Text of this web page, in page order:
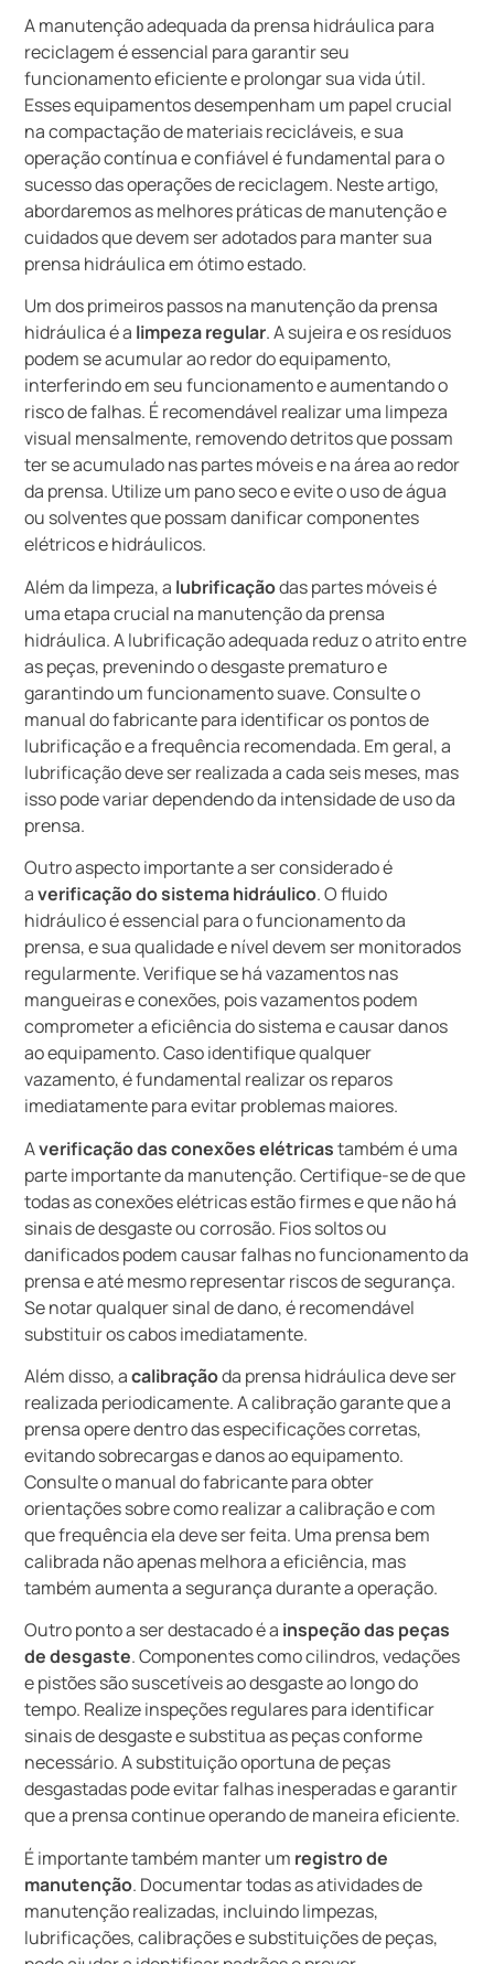
A manutenção adequada da prensa hidráulica para
reciclagem é essencial para garantir seu
funcionamento eficiente e prolongar sua vida útil.
Esses equipamentos desempenham um papel crucial
na compactação de materiais recicláveis, e sua
operação contínua e confiável é fundamental para o
sucesso das operações de reciclagem. Neste artigo,
abordaremos as melhores práticas de manutenção e
cuidados que devem ser adotados para manter sua
prensa hidráulica em ótimo estado.
Um dos primeiros passos na manutenção da prensa
hidráulica é a limpeza regular. A sujeira e os resíduos
podem se acumular ao redor do equipamento,
interferindo em seu funcionamento e aumentando o
risco de falhas. É recomendável realizar uma limpeza
visual mensalmente, removendo detritos que possam
ter se acumulado nas partes móveis e na área ao redor
da prensa. Utilize um pano seco e evite o uso de água
ou solventes que possam danificar componentes
elétricos e hidráulicos.
Além da limpeza, a lubrificaçãodas partes móveis é
uma etapa crucial na manutenção da prensa
hidráulica. A lubrificação adequada reduz o atrito entre
as peças, prevenindo o desgaste prematuro e
garantindo um funcionamento suave. Consulte o
manual do fabricante para identificar os pontos de
lubrificação e a frequência recomendada. Em geral, a
lubrificação deve ser realizada a cada seis meses, mas
isso pode variar dependendo da intensidade de uso da
prensa.
Outro aspecto importante a ser considerado é
averificação do sistema hidráulico. O fluido
hidráulico é essencial para o funcionamento da
prensa, e sua qualidade e nível devem ser monitorados
regularmente. Verifique se há vazamentos nas
mangueiras e conexões, pois vazamentos podem
comprometer a eficiência do sistema e causar danos
ao equipamento. Caso identifique qualquer
vazamento, é fundamental realizar os reparos
imediatamente para evitar problemas maiores.
Averificação das conexões elétricastambém é uma
parte importante da manutenção. Certifique-se de que
todas as conexões elétricas estão firmes e que não há
sinais de desgaste ou corrosão. Fios soltos ou
danificados podem causar falhas no funcionamento da
prensa e até mesmo representar riscos de segurança.
Se notar qualquer sinal de dano, é recomendável
substituir os cabos imediatamente.
Além disso, acalibraçãoda prensa hidráulica deve ser
realizada periodicamente. A calibração garante que a
prensa opere dentro das especificações corretas,
evitando sobrecargas e danos ao equipamento.
Consulte o manual do fabricante para obter
orientações sobre como realizar a calibração e com
que frequência ela deve ser feita. Uma prensa bem
calibrada não apenas melhora a eficiência, mas
também aumenta a segurança durante a operação.
Outro ponto a ser destacado é a inspeção das peças
de desgaste. Componentes como cilindros, vedações
e pistões são suscetíveis ao desgaste ao longo do
tempo. Realize inspeções regulares para identificar
sinais de desgaste e substitua as peças conforme
necessário. A substituição oportuna de peças
desgastadas pode evitar falhas inesperadas e garantir
que a prensa continue operando de maneira eficiente.
É importante também manter um registro de
manutenção. Documentar todas as atividades de
manutenção realizadas, incluindo limpezas,
lubrificações, calibrações e substituições de peças,